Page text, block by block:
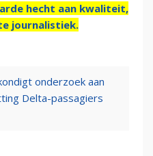
hecht aan kwaliteit,
journalistiek.
onderzoek aan
Delta-passagiers